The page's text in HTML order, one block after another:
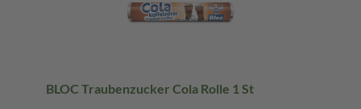
BLOC Traubenzucker Cola Rolle 1 St